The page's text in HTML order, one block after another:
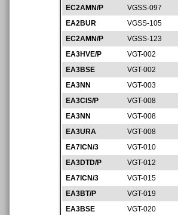
EC2AMN/P
VGSS-097
EA2BUR
VGSS-105
EC2AMN/P
VGSS-123
EA3HVE/P
VGT-002
EA3BSE
VGT-002
EA3NN
VGT-003
EA3CIS/P
VGT-008
EA3NN
VGT-008
EA3URA
VGT-008
EA7ICN/3
VGT-010
EA3DTD/P
VGT-012
EA7ICN/3
VGT-015
EA3BT/P
VGT-019
EA3BSE
VGT-020